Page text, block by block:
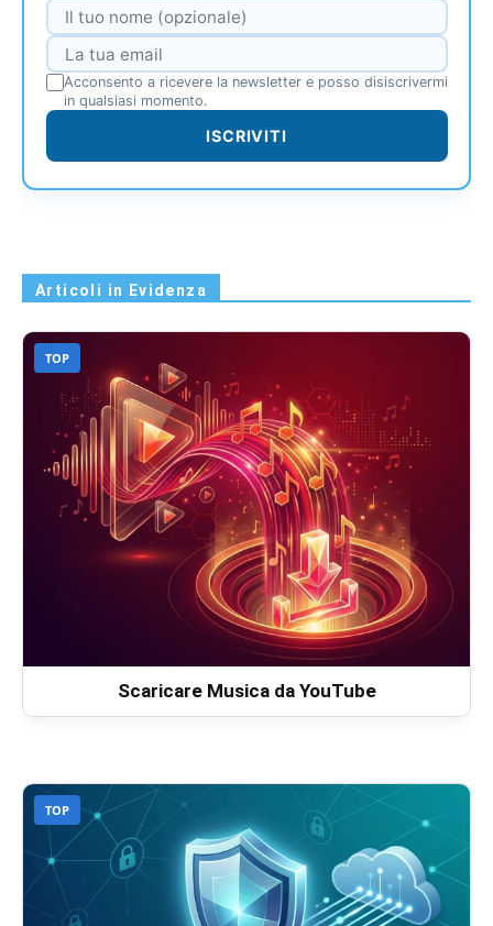
Acconsento a ricevere la newsletter e posso disiscrivermi
in qualsiasi momento.
ISCRIVITI
Articoli in Evidenza
TOP
Scaricare Musica da YouTube
TOP